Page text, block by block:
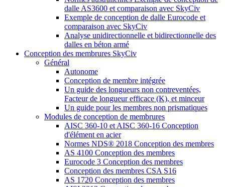
dalle AS3600 et comparaison avec SkyCiv
Exemple de conception de dalle Eurocode et
comparaison avec SkyCiv
Analyse unidirectionnelle et bidirectionnelle des
dalles en béton armé
Conception des membrures SkyCiv
Général
Autonome
Conception de membre intégrée
Un guide des longueurs non contreventées,
Facteur de longueur efficace (K), et minceur
Un guide pour les membres non prismatiques
Modules de conception de membrures
AISC 360-10 et AISC 360-16 Conception
d'élément en acier
Normes NDS® 2018 Conception des membres
AS 4100 Conception des membres
Eurocode 3 Conception des membres
Conception des membres CSA S16
AS 1720 Conception des membres